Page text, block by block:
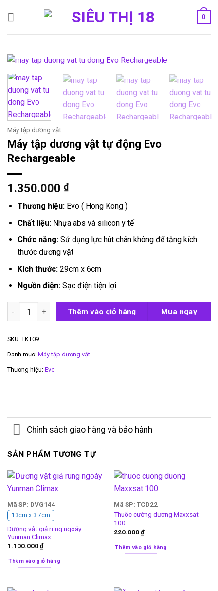
0
Máy tập dương vật
Máy tập dương vật tự động Evo
Rechargeable
1.350.000 ₫
Thương hiệu: Evo ( Hong Kong )
Chất liệu:Nhựa abs và silicon y tế
Chức năng: Sử dụng lực hút chân không để tăng kích
thước dương vật
Kích thước:29cm x 6cm
Nguồn điện: Sạc điện tiện lợi
Máy tập dương vật tự động Evo Rechargeable số lượng
Thêm vào giỏ hàng Mua ngay
SKU: TKT09
Danh mục: Máy tập dương vật
Thương hiệu: Evo
Chính sách giao hàng và bảo hành
SẢN PHẨM TƯƠNG TỰ
Mã SP: DVG144
13cm x 3.7cm
Dương vật giả rung ngoáy
Yunman Climax
1.100.000₫
Thêm vào giỏ hàng
Mã SP: TCD22
Thuốc cường dương Maxxsat
100
220.000₫
Thêm vào giỏ hàng